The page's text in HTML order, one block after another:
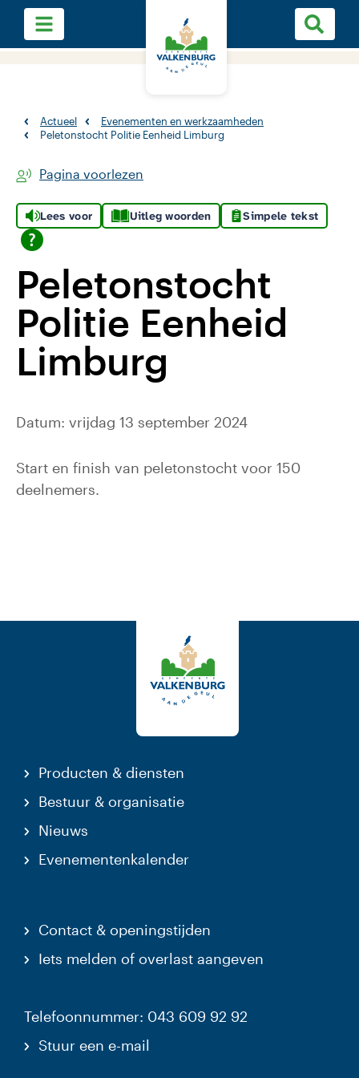
Actueel
Evenementen en werkzaamheden
Peletonstocht Politie Eenheid Limburg
Pagina voorlezen
Lees voor Uitleg woorden Simpele tekst
Peletonstocht
Politie Eenheid
Limburg
Datum: vrijdag 13 september 2024
Start en finish van peletonstocht voor 150
deelnemers.
Producten & diensten
Bestuur & organisatie
Nieuws
Evenementenkalender
Contact & openingstijden
Iets melden of overlast aangeven
Telefoonnummer: 043 609 92 92
Stuur een e-mail